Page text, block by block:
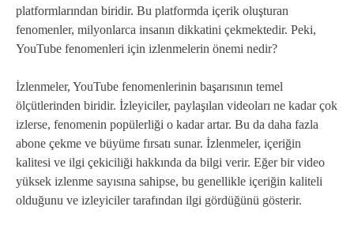
platformlarından biridir. Bu platformda içerik oluşturan
fenomenler, milyonlarca insanın dikkatini çekmektedir. Peki,
YouTube fenomenleri için izlenmelerin önemi nedir?
İzlenmeler, YouTube fenomenlerinin başarısının temel
ölçütlerinden biridir. İzleyiciler, paylaşılan videoları ne kadar çok
izlerse, fenomenin popülerliği o kadar artar. Bu da daha fazla
abone çekme ve büyüme fırsatı sunar. İzlenmeler, içeriğin
kalitesi ve ilgi çekiciliği hakkında da bilgi verir. Eğer bir video
yüksek izlenme sayısına sahipse, bu genellikle içeriğin kaliteli
olduğunu ve izleyiciler tarafından ilgi gördüğünü gösterir.